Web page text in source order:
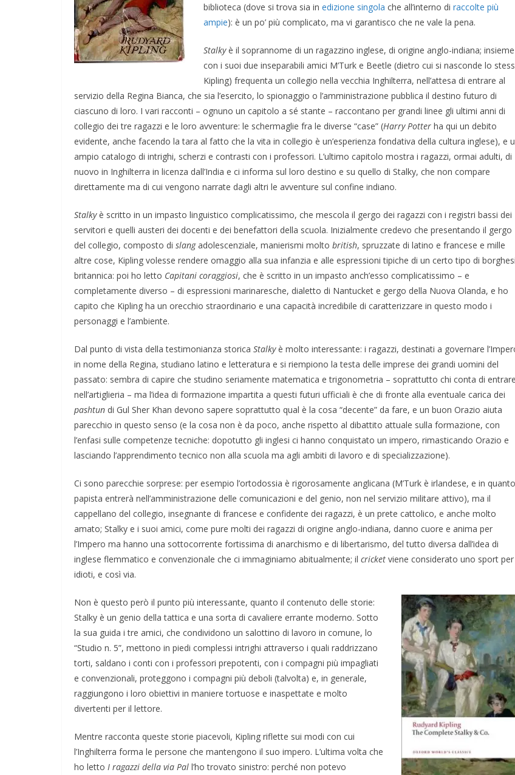
biblioteca (dove si trova sia in edizione singola che all’interno di raccolte più
ampie): è un po’ più complicato, ma vi garantisco che ne vale la pena.
Stalkyè il soprannome di un ragazzino inglese, di origine anglo-indiana; insieme
con i suoi due inseparabili amici M’Turk e Beetle (dietro cui si nasconde lo
Kipling) frequenta un collegio nella vecchia Inghilterra, nell’attesa di entrare al
servizio della Regina Bianca, che sia l’esercito, lo spionaggio o l’amministrazione pubblica il destino futuro di
ciascuno di loro. I vari racconti – ognuno un capitolo a sé stante – raccontano per grandi linee gli ultimi anni di
collegio dei tre ragazzi e le loro avventure: le schermaglie fra le diverse “case” (Harry Potter ha qui un debito
evidente, anche facendo la tara al fatto che la vita in collegio è un’esperienza fondativa della cultura inglese), e
ampio catalogo di intrighi, scherzi e contrasti con i professori. L’ultimo capitolo mostra i ragazzi, ormai adulti, di
nuovo in Inghilterra in licenza dall’India e ci informa sul loro destino e su quello di Stalky, che non compare
direttamente ma di cui vengono narrate dagli altri le avventure sul confine indiano.
Stalkyè scritto in un impasto linguistico complicatissimo, che mescola il gergo dei ragazzi con i registri bassi dei
servitori e quelli austeri dei docenti e dei benefattori della scuola. Inizialmente credevo che presentando il gergo
del collegio, composto di slangadolescenziale, manierismi molto british, spruzzate di latino e francese e mille
altre cose, Kipling volesse rendere omaggio alla sua infanzia e alle espressioni tipiche di un certo tipo di
britannica: poi ho letto Capitani coraggiosi, che è scritto in un impasto anch’esso complicatissimo – e
completamente diverso – di espressioni marinaresche, dialetto di Nantucket e gergo della Nuova Olanda, e ho
capito che Kipling ha un orecchio straordinario e una capacità incredibile di caratterizzare in questo modo i
personaggi e l’ambiente.
Dal punto di vista della testimonianza storica Stalkyè molto interessante: i ragazzi, destinati a governare
in nome della Regina, studiano latino e letteratura e si riempiono la testa delle imprese dei grandi uomini del
passato: sembra di capire che studino seriamente matematica e trigonometria – soprattutto chi conta di entrare
nell’artiglieria – ma l’idea di formazione impartita a questi futuri ufficiali è che di fronte alla eventuale carica dei
pashtun di Gul Sher Khan devono sapere soprattutto qual è la cosa “decente” da fare, e un buon Orazio aiuta
parecchio in questo senso (e la cosa non è da poco, anche rispetto al dibattito attuale sulla formazione, con
l’enfasi sulle competenze tecniche: dopotutto gli inglesi ci hanno conquistato un impero, rimasticando Orazio e
lasciando l’apprendimento tecnico non alla scuola ma agli ambiti di lavoro e di specializzazione).
Ci sono parecchie sorprese: per esempio l’ortodossia è rigorosamente anglicana (M’Turk è irlandese, e in quanto
papista entrerà nell’amministrazione delle comunicazioni e del genio, non nel servizio militare attivo), ma il
cappellano del collegio, insegnante di francese e confidente dei ragazzi, è un prete cattolico, e anche molto
amato; Stalky e i suoi amici, come pure molti dei ragazzi di origine anglo-indiana, danno cuore e anima per
l’Impero ma hanno una sottocorrente fortissima di anarchismo e di libertarismo, del tutto diversa dall’idea di
inglese flemmatico e convenzionale che ci immaginiamo abitualmente; il cricket viene considerato uno sport per
idioti, e così via.
Non è questo però il punto più interessante, quanto il contenuto delle storie:
Stalky è un genio della tattica e una sorta di cavaliere errante moderno. Sotto
la sua guida i tre amici, che condividono un salottino di lavoro in comune, lo
“Studio n. 5”, mettono in piedi complessi intrighi attraverso i quali raddrizzano
torti, saldano i conti con i professori prepotenti, con i compagni più impagliati
e convenzionali, proteggono i compagni più deboli (talvolta) e, in generale,
raggiungono i loro obiettivi in maniere tortuose e inaspettate e molto
divertenti per il lettore.
Mentre racconta queste storie piacevoli, Kipling riflette sui modi con cui
l’Inghilterra forma le persone che mantengono il suo impero. L’ultima volta che
ho letto I ragazzi della via Pal l’ho trovato sinistro: perché non potevo
Shitstorm, videogame e
globalizzazione
COORDINATE IL PENSIERO
OPINIONI
POLITICA
TESTI
Oh, comunque poi sono
stato eletto (e le cose
20/06/2024 Rufus
COORDINATE IL PENSIERO
POLITICA
SARDEGNA TESTI
La parentesi
09/05/2024 Rufus